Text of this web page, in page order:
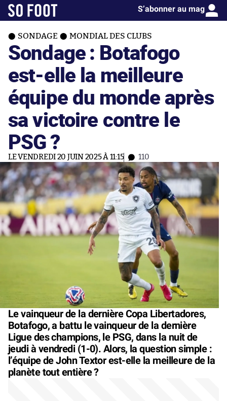
S’abonner au mag
SONDAGE MONDIAL DES CLUBS
Sondage : Botafogo
est-elle la meilleure
équipe du monde après
sa victoire contre le
PSG ?
LE VENDREDI 20 JUIN 2025 À 11:15 110
Le vainqueur de la dernière Copa Libertadores,
Botafogo, a battu le vainqueur de la dernière
Ligue des champions, le PSG, dans la nuit de
jeudi à vendredi (1-0). Alors, la question simple :
l’équipe de John Textor est-elle la meilleure de la
planète tout entière ?